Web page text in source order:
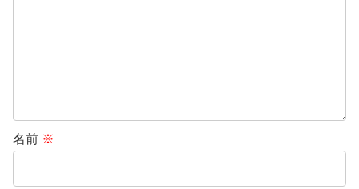
名前 ※